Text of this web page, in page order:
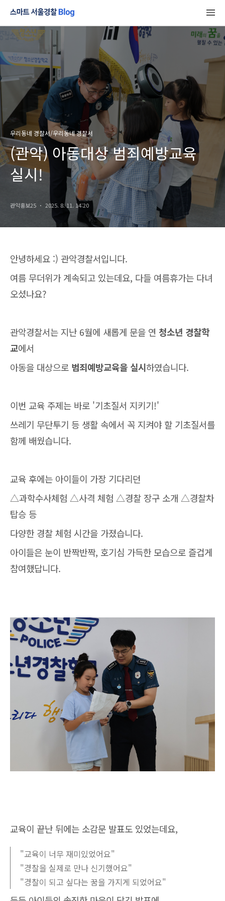
우리동네 경찰서/우리동네 경찰서
(관악) 아동대상 범죄예방교육
실시!
관악홍보25 2025. 8. 11. 14:20
안녕하세요 :) 관악경찰서입니다.
여름 무더위가 계속되고 있는데요, 다들 여름휴가는 다녀
오셨나요?
관악경찰서는 지난 6월에 새롭게 문을 연 청소년 경찰학
교에서
아동을 대상으로 범죄예방교육을 실시하였습니다.
이번 교육 주제는 바로 '기초질서 지키기!'
쓰레기 무단투기 등 생활 속에서 꼭 지켜야 할 기초질서를
함께 배웠습니다.
교육 후에는 아이들이 가장 기다리던
△과학수사체험 △사격 체험 △경찰 장구 소개 △경찰차
탑승 등
다양한 경찰 체험 시간을 가졌습니다.
아이들은 눈이 반짝반짝, 호기심 가득한 모습으로 즐겁게
참여했답니다.
교육이 끝난 뒤에는 소감문 발표도 있었는데요,
"교육이 너무 재미있었어요"
"경찰을 실제로 만나 신기했어요"
"경찰이 되고 싶다는 꿈을 가지게 되었어요"